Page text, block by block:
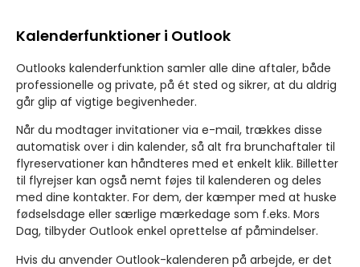
Kalenderfunktioner i Outlook
Outlooks kalenderfunktion samler alle dine aftaler, både
professionelle og private, på ét sted og sikrer, at du aldrig
går glip af vigtige begivenheder.
Når du modtager invitationer via e-mail, trækkes disse
automatisk over i din kalender, så alt fra brunchaftaler til
flyreservationer kan håndteres med et enkelt klik. Billetter
til flyrejser kan også nemt føjes til kalenderen og deles
med dine kontakter. For dem, der kæmper med at huske
fødselsdage eller særlige mærkedage som f.eks. Mors
Dag, tilbyder Outlook enkel oprettelse af påmindelser.
Hvis du anvender Outlook-kalenderen på arbejde, er det